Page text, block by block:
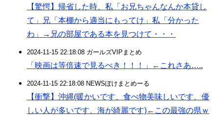
【驚愕】帰省した時、私「お兄ちゃんなんか本貸し
て」兄「本棚から適当にもってけ」私「分かった
わ」→兄の部屋である本を見つけて・・・
2024-11-15 22:18:08 ガールズVIPまとめ
「映画は等倍速で見るべき！！！」←これさあ…..
2024-11-15 22:18:08 NEWSぽけまとめーる
【衝撃】沖縄(暖かいです、食べ物美味しいです、優
しい人が多いです、海が綺麗です)←この最強の県ｗ